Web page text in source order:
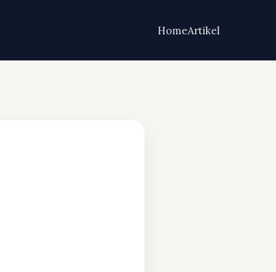
HomeArtikel